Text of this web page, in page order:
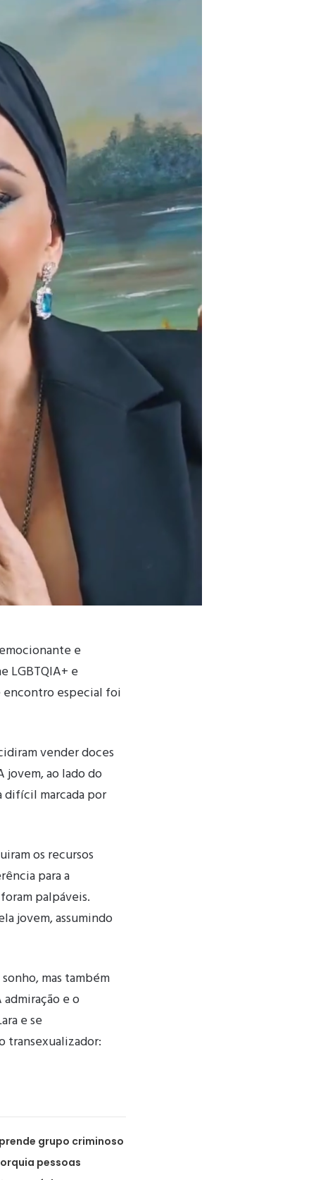
e
LGBTQIA+ e
encontro especial foi
vender doces
jovem, ao lado do
difícil marcada por
os recursos
para a
palpáveis.
jovem, assumindo
mas também
e o
e se
transexualizador:
grupo criminoso
pessoas